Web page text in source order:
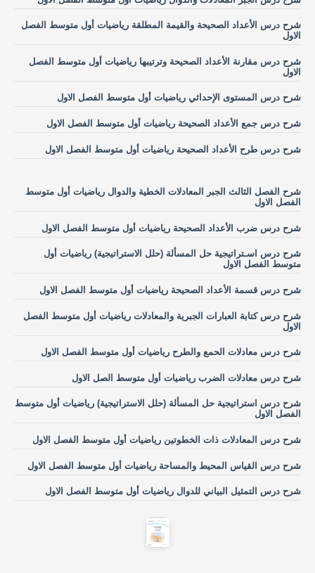
شرح درس الأعداد الصحيحة والقيمة المطلقة رياضيات أول متوسط الفصل
الاول
شرح درس مقارنة الأعداد الصحيحة وترتيبها رياضيات أول متوسط الفصل
الاول
شرح درس المستوى الإحداثي رياضيات أول متوسط الفصل الاول
شرح درس جمع الأعداد الصحيحة رياضيات أول متوسط الفصل الاول
شرح درس طرح الأعداد الصحيحة رياضيات أول متوسط الفصل الاول
شرح الفصل الثالث الجبر المعادلات الخطية والدوال رياضيات أول متوسط
الفصل الاول
شرح درس ضرب الأعداد الصحيحة رياضيات أول متوسط الفصل الاول
شرح درس اسـتراتيجية حل المسألة (حلل الاستراتيجية) رياضيات أول
متوسط الفصل الاول
شرح درس قسمة الأعداد الصحيحة رياضيات أول متوسط الفصل الاول
شرح درس كتابة العبارات الجبرية والمعادلات رياضيات أول متوسط الفصل
الاول
شرح درس معادلات الحمع والطرح رياضيات أول متوسط الفصل الاول
شرح درس معادلات الضرب رياضيات أول متوسط الصل الاول
شرح درس استراتيجية حل المسألة (حلل الاستراتيجية) رياضيات أول متوسط
الفصل الاول
شرح درس المعادلات ذات الخطوتين رياضيات أول متوسط الفصل الاول
شرح درس القياس المحيط والمساحة رياضيات أول متوسط الفصل الاول
شرح درس التمثيل البياني للدوال رياضيات أول متوسط الفصل الاول